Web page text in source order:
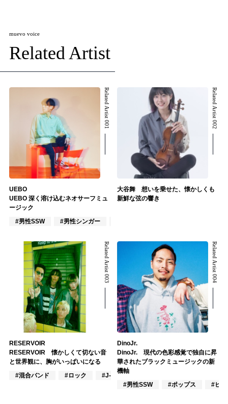
muevo voice
Related Artist
Related Artist 001
UEBO
UEBO 深く溶け込むネオサーフミュ
ージック
#男性SSW
#男性シンガー
Related Artist 002
大谷舞 想いを乗せた、懐かしくも
新鮮な弦の響き
Related Artist 003
RESERVOIR
RESERVOIR 懐かしくて切ない音
と世界観に、胸がいっぱいになる
#混合バンド
#ロック #J-POP
Related Artist 004
DinoJr.
DinoJr. 現代の色彩感覚で独自に昇
華されたブラックミュージックの新
機軸
#男性SSW
#ポップス #ヒ